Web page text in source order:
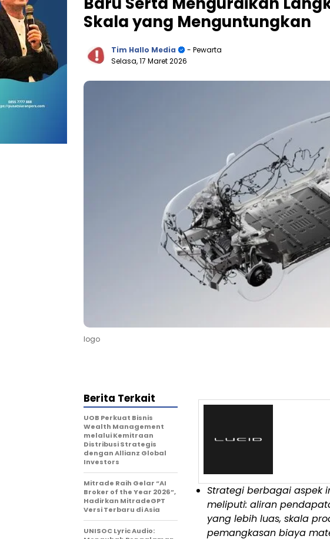
Skala yang Menguntungkan
Tim Hallo Media
- Pewarta
Selasa, 17 Maret 2026
logo
Strategi berbagai aspek
meliputi: aliran
yang lebih luas, skala
pemangkasan biaya
Berita Terkait
UOB Perkuat Bisnis
Wealth Management
melalui Kemitraan
Distribusi Strategis
dengan Allianz Global
Investors
Mitrade Raih Gelar “AI
Broker of the Year 2026”,
Hadirkan MitradeGPT
Versi Terbaru di Asia
UNISOC Lyric Audio: